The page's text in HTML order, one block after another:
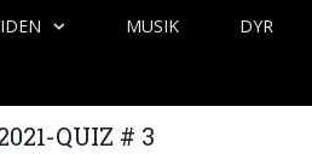
MUSIK DYR
QUIZ # 3